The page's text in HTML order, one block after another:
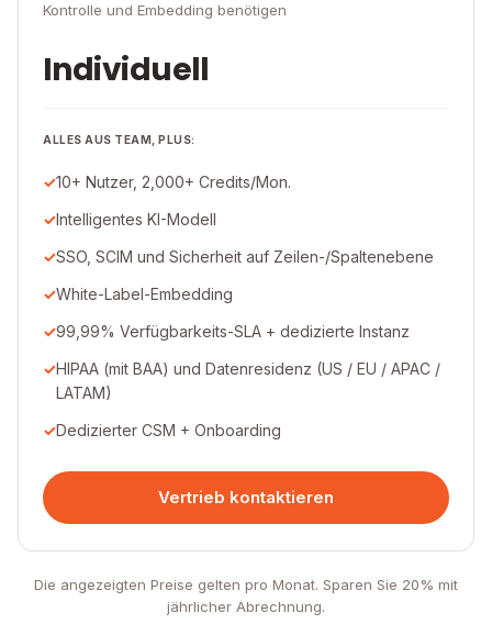
Kontrolle und Embedding benötigen
Individuell
ALLES AUS TEAM, PLUS:
10+ Nutzer, 2,000+ Credits/Mon.
Intelligentes KI-Modell
SSO, SCIM und Sicherheit auf Zeilen-/Spaltenebene
White-Label-Embedding
99,99% Verfügbarkeits-SLA + dedizierte Instanz
HIPAA (mit BAA) und Datenresidenz (US / EU / APAC /
LATAM)
Dedizierter CSM + Onboarding
Vertrieb kontaktieren
Die angezeigten Preise gelten pro Monat. Sparen Sie 20% mit
jährlicher Abrechnung.